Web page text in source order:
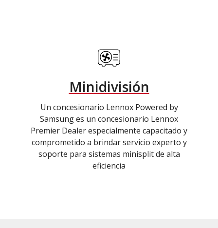
Minidivisión
Un concesionario Lennox Powered by
Samsung es un concesionario Lennox
Premier Dealer especialmente capacitado y
comprometido a brindar servicio experto y
soporte para sistemas minisplit de alta
eficiencia